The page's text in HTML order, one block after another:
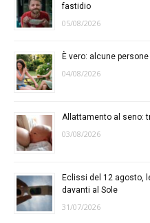
fastidio
05/08/2026
È vero: alcune
04/08/2026
Allattamento al seno:
03/08/2026
Eclissi del 12 agosto,
davanti al Sole
31/07/2026